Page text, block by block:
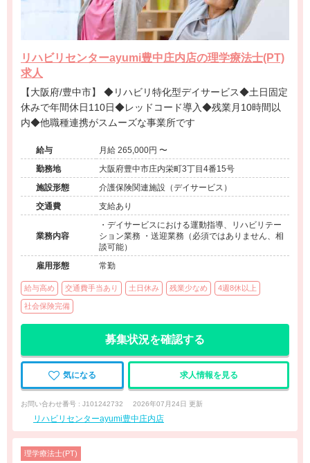
リハビリセンターayumi豊中庄内店の理学療法士(PT)
求人
【大阪府/豊中市】 ◆リハビリ特化型デイサービス◆土日固定
休みで年間休日110日◆レッドコード導入◆残業月10時間以
内◆他職種連携がスムーズな事業所です
給与
月給 265,000円 〜
勤務地
大阪府豊中市庄内栄町3丁目4番15号
施設形態
介護保険関連施設（デイサービス）
交通費
支給あり
業務内容
・デイサービスにおける運動指導、リハビリテー
ション業務 ・送迎業務（必須ではありません、相
談可能）
雇用形態
常勤
給与高め 交通費手当あり 土日休み 残業少なめ 4週8休以上
社会保険完備
募集状況を確認する
気になる 求人情報を見る
お問い合わせ番号 : J101242732 2026年07月24日 更新
リハビリセンターayumi豊中庄内店
理学療法士(PT)